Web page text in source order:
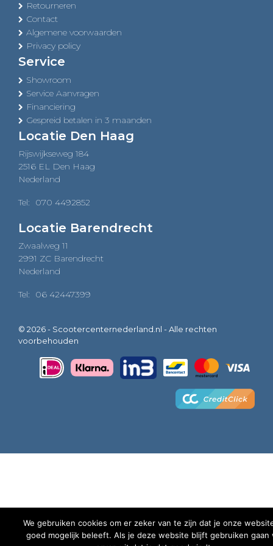
Retourneren
Contact
Algemene voorwaarden
Privacy policy
Service
Showroom
Service Aanvragen
Financiering
Gespreid betalen in 3 maanden
Locatie Den Haag
Rijswijkseweg 184
2516 EL Den Haag
Nederland
Tel: 070 4492852
Locatie Barendrecht
Zwaalweg 11
2991 ZC Barendrecht
Nederland
Tel: 06 42447399
© 2026 - Scootercenternederland.nl - Alle rechten
voorbehouden
We gebruiken cookies om er zeker van te zijn dat je onze
goed mogelijk beleeft. Als je deze website blijft gebruiken gaan